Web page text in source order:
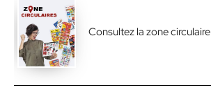
Consultez la zone circulaire